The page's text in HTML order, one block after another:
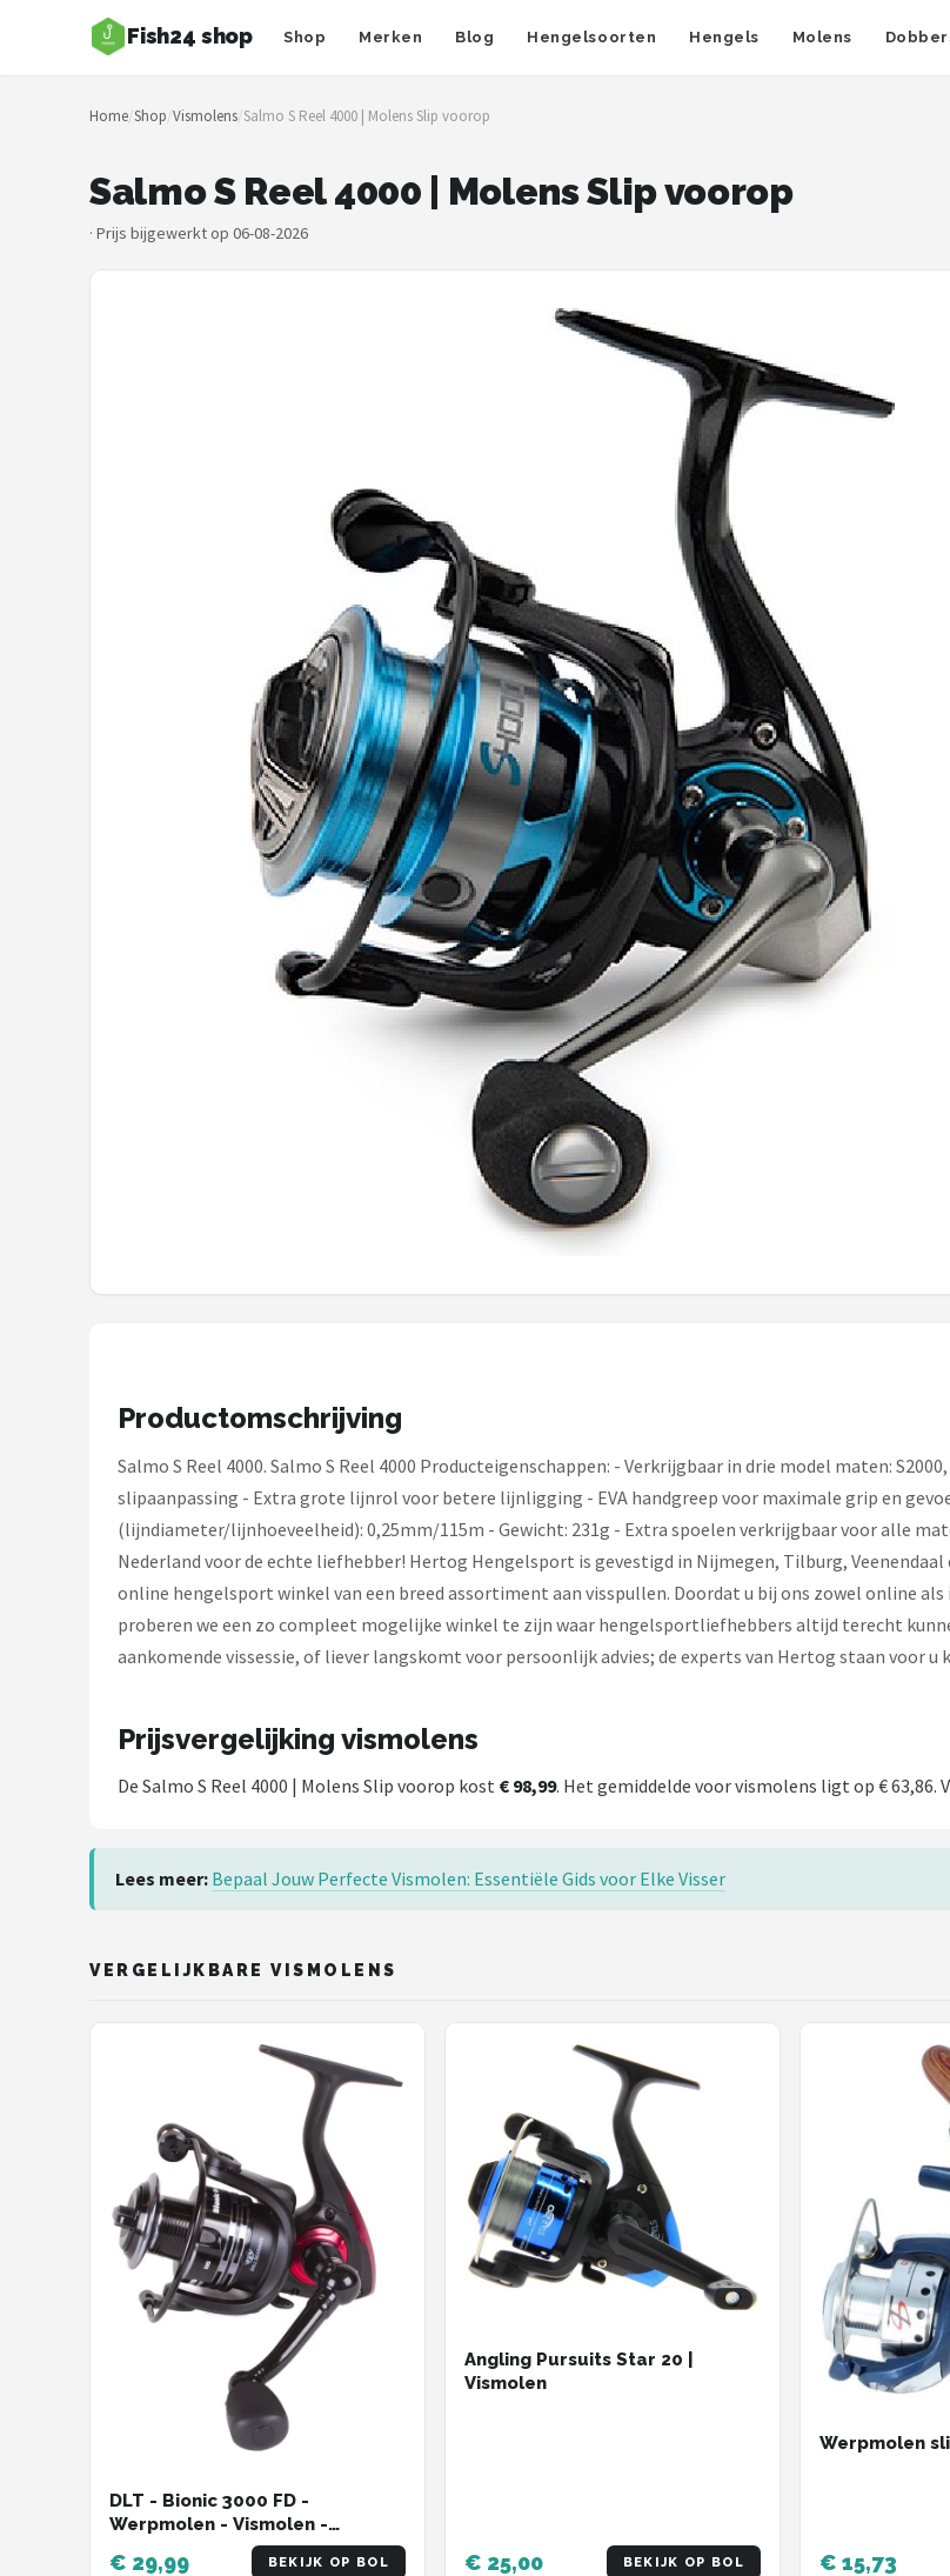
Fish24 shop Shop Merken Blog Hengelsoorten Hengels Molens
Zoeken
NAVIGATIE
Merken
Alle merken →
Home/Shop/Vismolens/Salmo S Reel 4000 | Molens Slip voorop
Salmo S Reel 4000 | Molens Slip voorop
· Prijs bijgewerkt op 06-08-2026
Productomschrijving
Salmo S Reel 4000. Salmo S Reel 4000 Producteigenschappen: - Verkrijgbaar in drie model maten:
slipaanpassing - Extra grote lijnrol voor betere lijnligging - EVA handgreep voor maximale grip en
(lijndiameter/lijnhoeveelheid): 0,25mm/115m - Gewicht: 231g - Extra spoelen verkrijgbaar voor alle
Nederland voor de echte liefhebber! Hertog Hengelsport is gevestigd in Nijmegen, Tilburg,
online hengelsport winkel van een breed assortiment aan visspullen. Doordat u bij ons zowel online
proberen we een zo compleet mogelijke winkel te zijn waar hengelsportliefhebbers altijd terecht
aankomende vissessie, of liever langskomt voor persoonlijk advies; de experts van Hertog staan voor u
Prijsvergelijking vismolens
De Salmo S Reel 4000 | Molens Slip voorop kost € 98,99. Het gemiddelde voor vismolens ligt op € 63,86.
Lees meer: Bepaal Jouw Perfecte Vismolen: Essentiële Gids voor Elke Visser
VERGELIJKBARE VISMOLENS
DLT - Bionic 3000 FD -
Werpmolen - Vismolen -
Spinmolen - Slip Voorop - Zwart
€ 29,99 BEKIJK OP BOL
Angling Pursuits Star 20 |
Vismolen
€ 25,00 BEKIJK OP BOL
Werpmolen
€ 15,73